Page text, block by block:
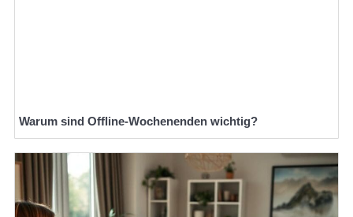
Warum sind Offline-Wochenenden wichtig?